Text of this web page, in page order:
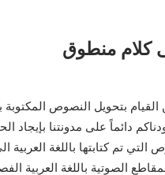
كلام منطوق
بتحويل النصوص المكتوبة
دائماً على مدونتنا بإيجاد
تم كتابتها باللغة
الصوتية باللغة العربية